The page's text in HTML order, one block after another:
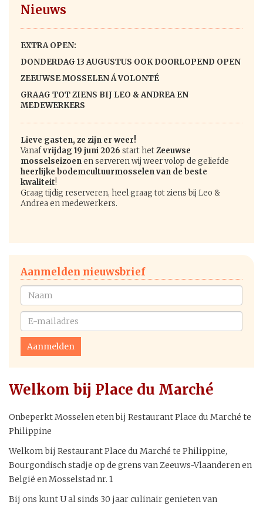
Nieuws
EXTRA OPEN:
DONDERDAG 13 AUGUSTUS OOK DOORLOPEND OPEN
ZEEUWSE MOSSELEN Á VOLONTÉ
GRAAG TOT ZIENS BIJ LEO & ANDREA EN
MEDEWERKERS
Lieve gasten, ze zijn er weer!
Vanafvrijdag 19 juni 2026 start hetZeeuwse
mosselseizoenen serveren wij weer volop de geliefde
heerlijke bodemcultuurmosselen van de beste
kwaliteit!
Graag tijdig reserveren, heel graag tot ziens bij Leo &
Andrea en medewerkers.
Aanmelden nieuwsbrief
Welkom bij Place du Marché
Onbeperkt Mosselen eten bij Restaurant Place du Marché te
Philippine
Welkom bij Restaurant Place du Marché te Philippine,
Bourgondisch stadje op de grens van Zeeuws-Vlaanderen en
België en Mosselstad nr. 1
Bij ons kunt U al sinds 30 jaar culinair genieten van